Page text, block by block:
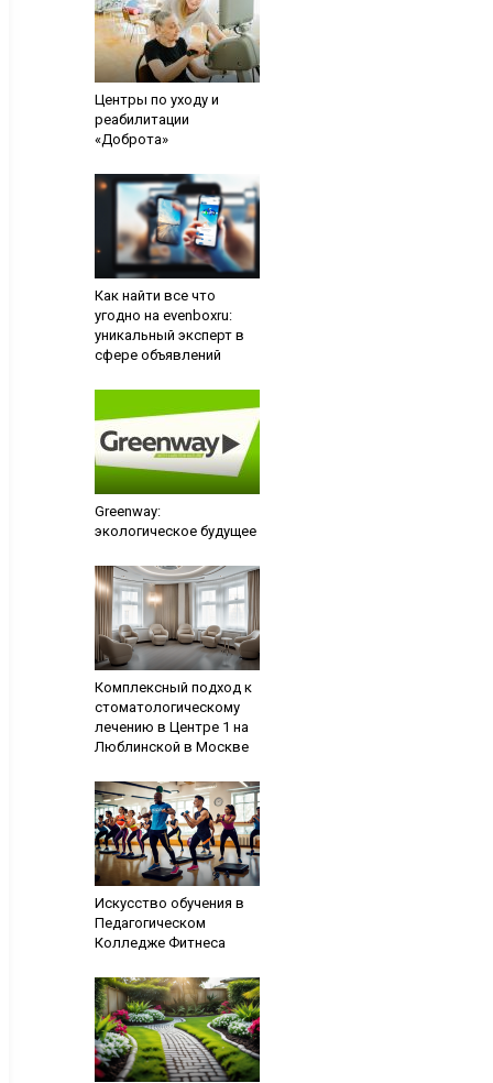
Центры по уходу и
реабилитации
«Доброта»
Как найти все что
угодно на evenboxru:
уникальный эксперт в
сфере объявлений
Greenway:
экологическое будущее
Комплексный подход к
стоматологическому
лечению в Центре 1 на
Люблинской в Москве
Искусство обучения в
Педагогическом
Колледже Фитнеса